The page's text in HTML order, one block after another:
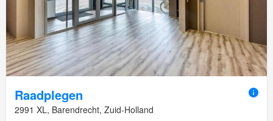
Raadplegen
2991 XL, Barendrecht, Zuid-Holland